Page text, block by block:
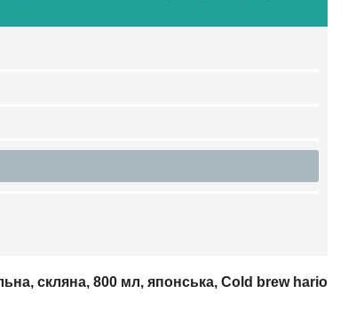
скляна, 800 мл, японська, Cold brew hario